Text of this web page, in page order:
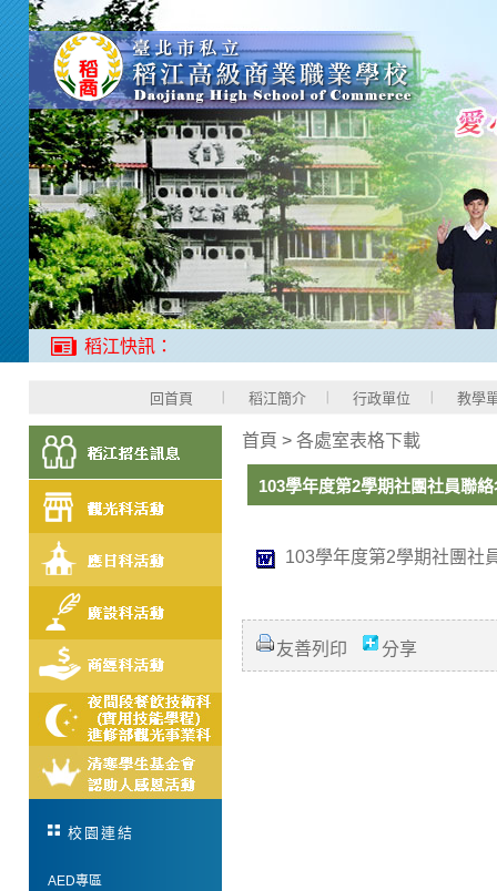
稻江快訊：
回首頁 稻江簡介 行政單位 教學
校園連結
AED專區
首頁 > 各處室表格下載
103學年度第2學期社團社員聯
103學年度第2學期社團社
友善列印 分享